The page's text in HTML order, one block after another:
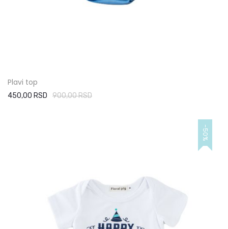
Plavi top
450,00 RSD 900,00 RSD
-50%